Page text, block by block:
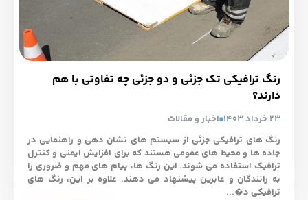
رنگ ترافیکی تک جزئی و دو جزئی چه تفاوتی با هم
دارند؟
23 خرداد 1403
اخبار و مقالات
رنگ ‌های ترافیکی جزئی از سیستم ‌های نشان‌ دهی و راهنمایی در
جاده ‌ها و محیط‌ های عمومی هستند که برای افزایش ایمنی و کنترل
ترافیک استفاده می ‌شوند. این رنگ‌ ها، پیام‌ های مهم و ضروری را
به رانندگان و عابرین پیشنهاد می‌ دهند. علاوه بر این، رنگ‌ های
ترافیکی د�...